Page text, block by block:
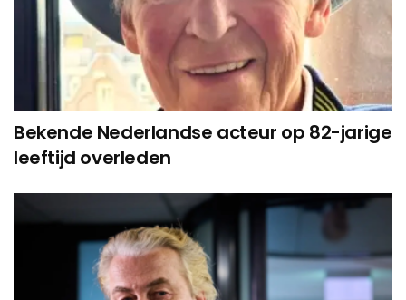
Bekende Nederlandse acteur op 82-jarige
leeftijd overleden